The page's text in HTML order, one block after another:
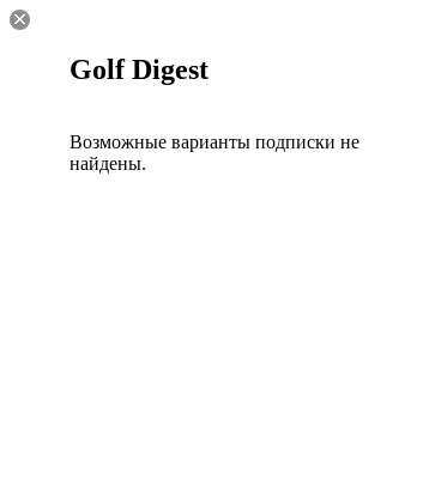
Golf Digest
Возможные варианты подписки не
найдены.